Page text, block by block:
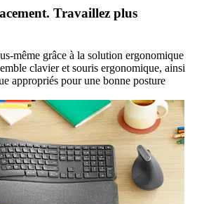
Travaillez plus
même grâce à la solution ergonomique
clavier et souris ergonomique, ainsi
appropriés pour une bonne posture